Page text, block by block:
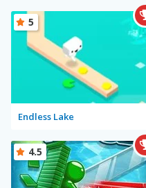
Endless Lake
5
4.5